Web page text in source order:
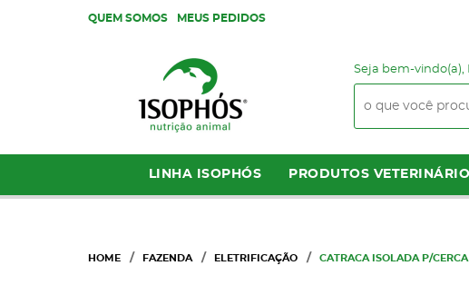
QUEM SOMOS MEUS PEDIDOS
Seja bem-vindo(a),
LINHA ISOPHÓS PRODUTOS
HOME FAZENDA ELETRIFICAÇÃO CATRACA ISOLADA P/